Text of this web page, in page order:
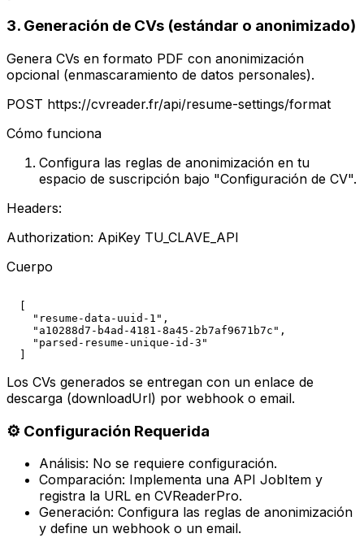
3. Generación de CVs (estándar o anonimizado)
Genera CVs en formato PDF con anonimización
opcional (enmascaramiento de datos personales).
POST https://cvreader.fr/api/resume-settings/format
Cómo funciona
Configura las reglas de anonimización en tu
espacio de suscripción bajo "Configuración de CV".
Headers:
Authorization: ApiKey TU_CLAVE_API
Cuerpo
    "resume-data-uuid-1",
    "a10288d7-b4ad-4181-8a45-2b7af9671b7c",
    "parsed-resume-unique-id-3"
Los CVs generados se entregan con un enlace de
descarga (downloadUrl) por webhook o email.
⚙ Configuración Requerida
Análisis: No se requiere configuración.
Comparación: Implementa una API JobItem y
registra la URL en CVReaderPro.
Generación: Configura las reglas de anonimización
y define un webhook o un email.